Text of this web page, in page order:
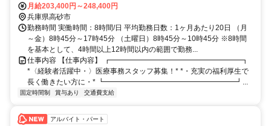
砂（兵庫県）徒歩約13分、山陽電鉄本線 伊保徒歩約19分
月給203,400円～248,400円
兵庫県高砂市
勤務時間 実働時間：8時間/日 平均勤務日数：1ヶ月あたり20日 （月
～金）8時45分～17時45分 （土曜日）8時45分～10時45分 ※8時間
を基本として、4時間以上12時間以内の範囲で勤務...
仕事内容 【仕事内容】 ┏━━━━━━━━━━━━━━━━━━┓
*〈経験者活躍中・〉医療事務スタッフ募集！* *・充実の福利厚生で
長く働きたい方に・* ┗━━━━━━━━━━━━━━━━━━┛...
固定時間制 賞与あり 交通費支給
アルバイト・パート